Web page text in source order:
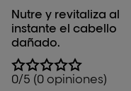
Nutre y revitaliza al
instante el cabello
dañado.
0/5 (0 opiniones)